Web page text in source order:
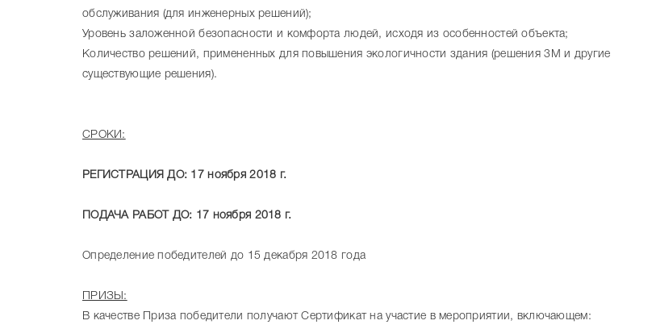
обслуживания (для инженерных решений);
Уровень заложенной безопасности и комфорта людей, исходя из особенностей объекта;
Количество решений, примененных для повышения экологичности здания (решения 3М и другие
существующие решения).
СРОКИ:
РЕГИСТРАЦИЯ ДО: 17 ноября 2018 г.
ПОДАЧА РАБОТ ДО: 17 ноября 2018 г.
Определение победителей до 15 декабря 2018 года
ПРИЗЫ:
В качестве Приза победители получают Сертификат на участие в мероприятии, включающем: